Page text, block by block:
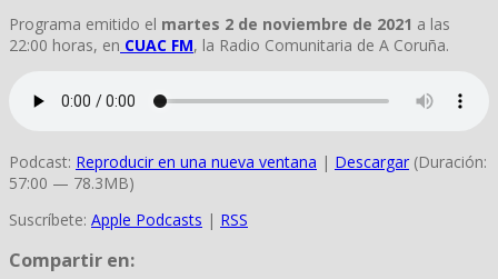
Programa emitido el martes 2 de noviembre de 2021 a las
22:00 horas, en CUAC FM, la Radio Comunitaria de A Coruña.
Podcast: Reproducir en una nueva ventana | Descargar (Duración:
57:00 — 78.3MB)
Suscríbete: Apple Podcasts | RSS
Compartir en: